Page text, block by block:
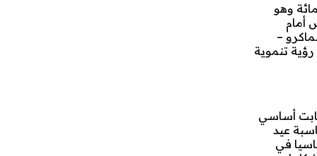
الوطني يرتقب أن يواصل زخمه خلال سنة 2026، ليبلغ نحو 4.5 في المائة وهو
أمام
على التوازنات الماكرو –
تنموية
أساسي
عيد
في